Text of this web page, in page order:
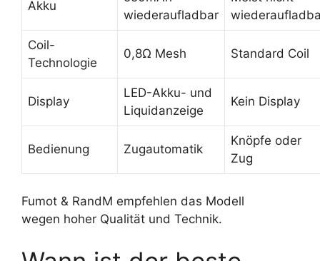
Akku
wiederaufladbar
Coil-
Technologie
0,8Ω Mesh Standard Coil
Display
LED-Akku- und
Liquidanzeige
Kein Display
Bedienung Zugautomatik
Knöpfe oder
Zug
Fumot & RandM empfehlen das Modell
wegen hoher Qualität und Technik.